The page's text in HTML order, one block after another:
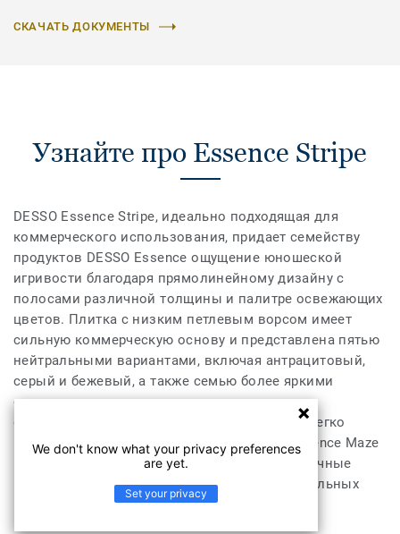
СКАЧАТЬ ДОКУМЕНТЫ
Узнайте про Essence Stripe
DESSO Essence Stripe, идеально подходящая для
коммерческого использования, придает семейству
продуктов DESSO Essence ощущение юношеской
игривости благодаря прямолинейному дизайну с
полосами различной толщины и палитре освежающих
цветов. Плитка с низким петлевым ворсом имеет
сильную коммерческую основу и представлена пятью
нейтральными вариантами, включая антрацитовый,
серый и бежевый, а также семью более яркими
оттенками красного, оранжевого, синего и
фиолетового. Каждый из 12 цветов можно легко
комбинировать с DESSO Essence, DESSO Essence Maze
и DESSO Essence Structure, открывая бесконечные
возможности для творческого дизайна напольных
We don't know what your privacy preferences
are yet.
Set your privacy